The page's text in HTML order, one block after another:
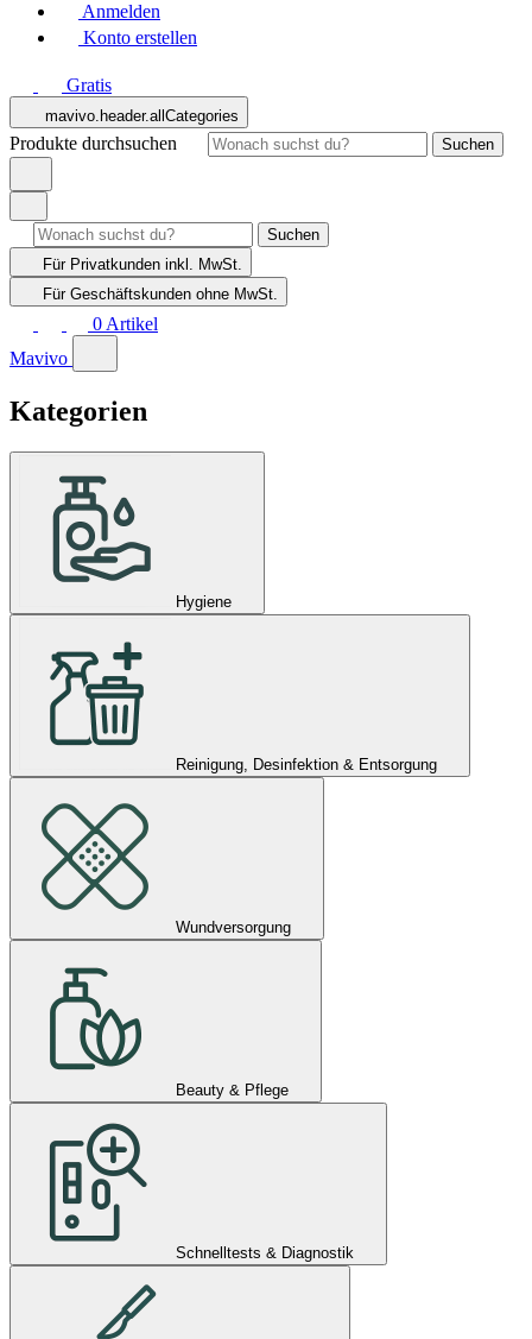
Anmelden
Konto erstellen
Gratis
mavivo.header.allCategories
Produkte durchsuchen Suchen
Suchen
Für Privatkunden inkl. MwSt.
Für Geschäftskunden ohne MwSt.
0 Artikel
Mavivo
Kategorien
Hygiene
Reinigung, Desinfektion & Entsorgung
Wundversorgung
Beauty & Pflege
Schnelltests & Diagnostik